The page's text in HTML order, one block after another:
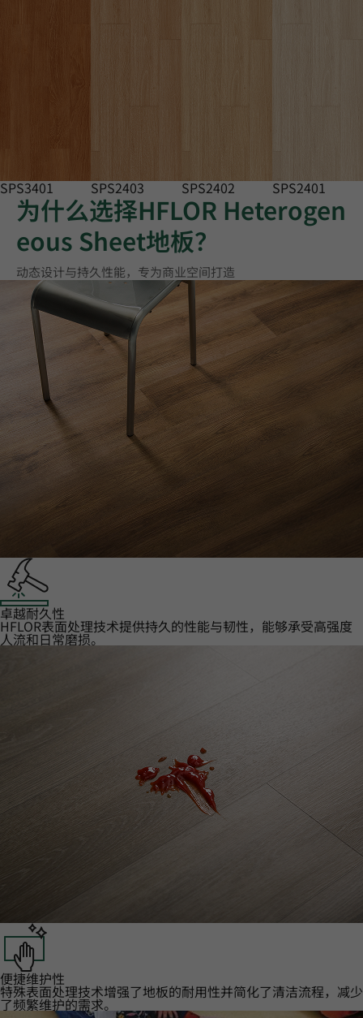
SPS3401 SPS2403 SPS2402 SPS2401
为什么选择HFLOR Heterogen
eous Sheet地板？
动态设计与持久性能，专为商业空间打造
卓越耐久性‌
HFLOR表面处理技术提供持久的性能与韧性，能够承受高强度
人流和日常磨损。
便捷维护性‌
特殊表面处理技术增强了地板的耐用性并简化了清洁流程，减少
了频繁维护的需求。